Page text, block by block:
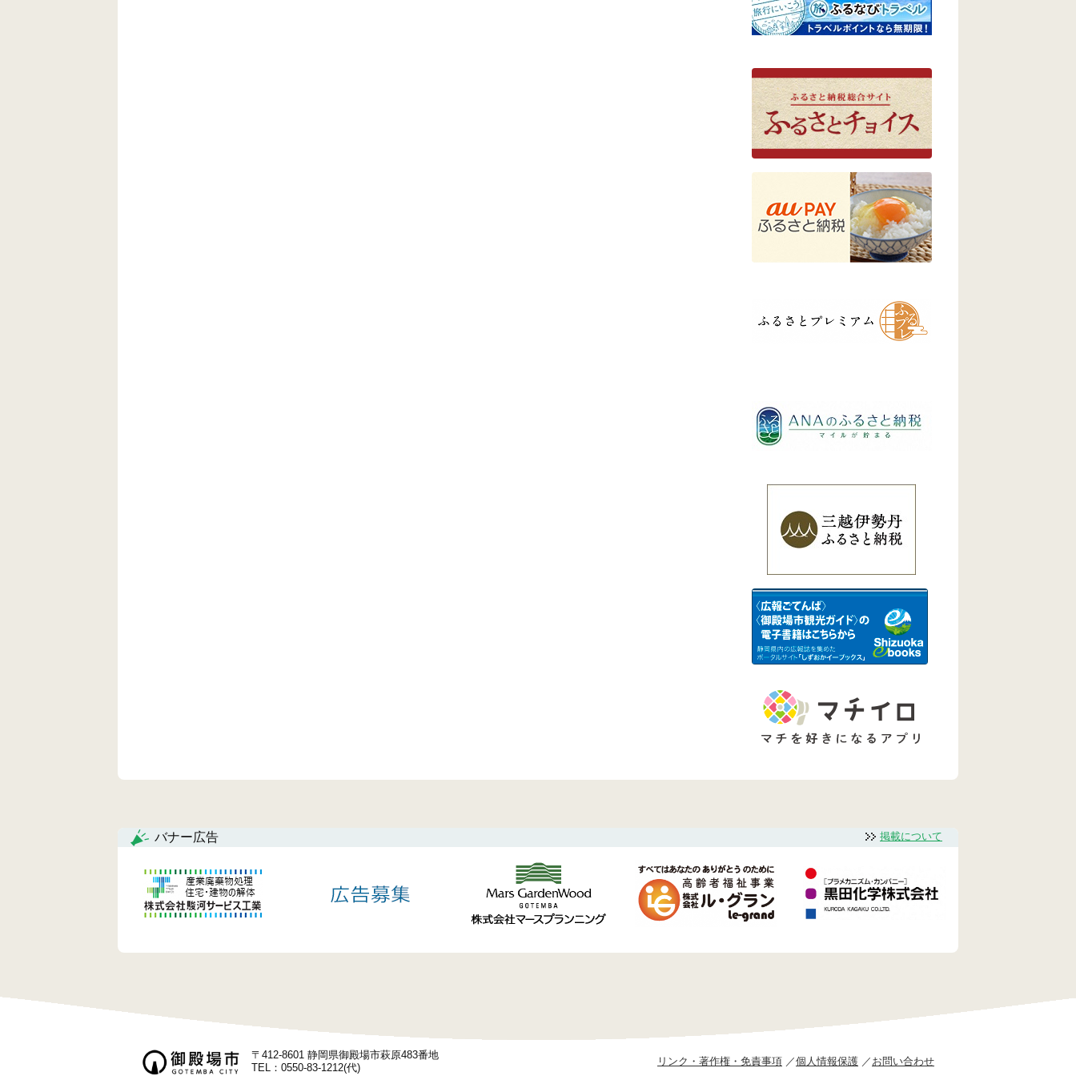
バナー広告 掲載について
〒412-8601 静岡県御殿場市萩原483番地
TEL：0550-83-1212(代)
リンク・著作権・免責事項 個人情報保護 お問い合わせ